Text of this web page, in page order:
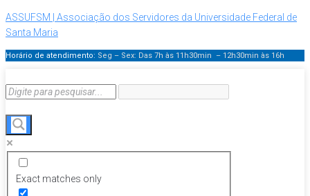
ASSUFSM | Associação dos Servidores da Universidade Federal de
Santa Maria
Horário de atendimento: Seg – Sex: Das 7h às 11h30min – 12h30min às 16h
Exact matches only